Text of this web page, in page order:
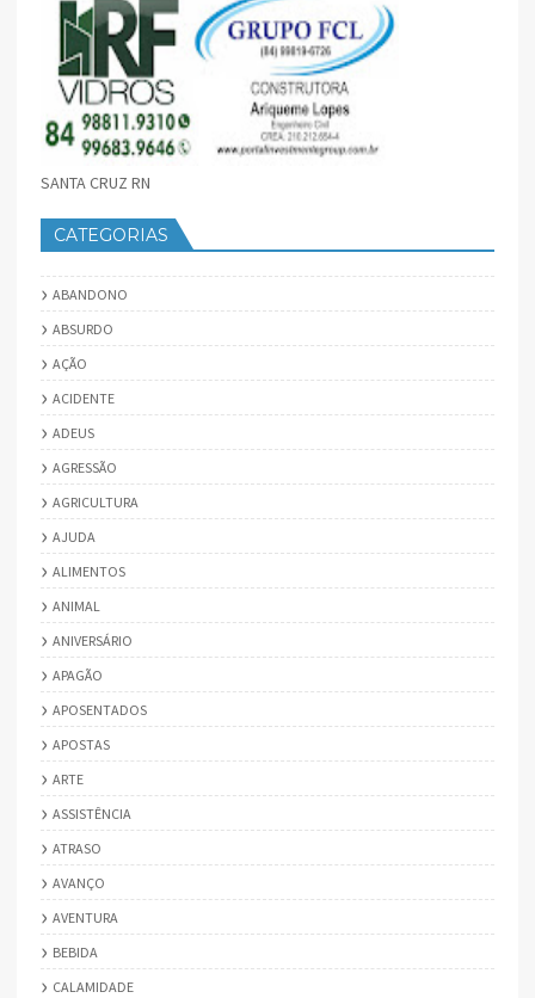
SANTA CRUZ RN
CATEGORIAS
ABANDONO
ABSURDO
AÇÃO
ACIDENTE
ADEUS
AGRESSÃO
AGRICULTURA
AJUDA
ALIMENTOS
ANIMAL
ANIVERSÁRIO
APAGÃO
APOSENTADOS
APOSTAS
ARTE
ASSISTÊNCIA
ATRASO
AVANÇO
AVENTURA
BEBIDA
CALAMIDADE